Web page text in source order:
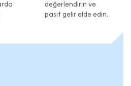
değerlendirin ve
pasif gelir elde edin.